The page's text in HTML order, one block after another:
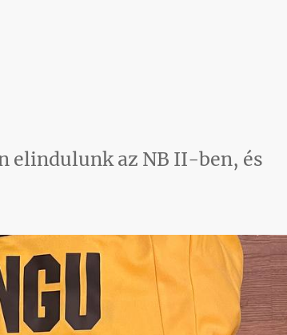
elindulunk az NB II-ben, és